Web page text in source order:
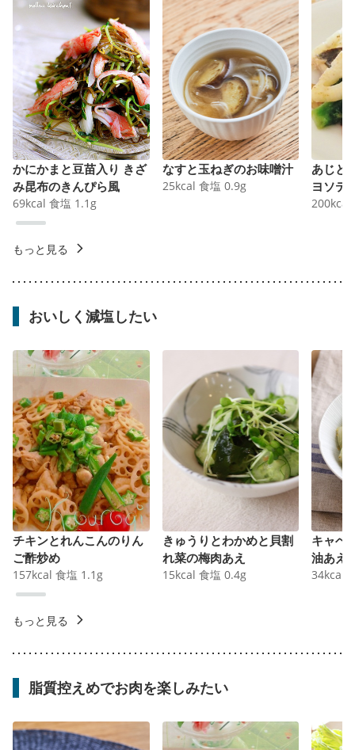
かにかまと豆苗入り きざ
み昆布のきんぴら風
69kcal 食塩 1.1 g
なすと玉ねぎのお味噌汁
25kcal 食塩 0.9g
あじと
ヨソテ
200kcal
もっと見る
おいしく減塩したい
チキンとれんこんのりん
ご酢炒め
157kcal 食塩 1.1 g
きゅうりとわかめと貝割
れ菜の梅肉あえ
15kcal 食塩 0.4g
キャベ
油あえ
34kcal
もっと見る
脂質控えめでお肉を楽しみたい